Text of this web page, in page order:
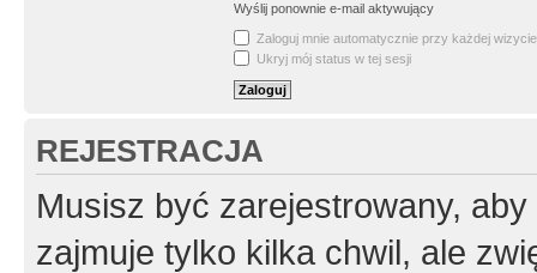
Wyślij ponownie e-mail aktywujący
Zaloguj mnie automatycznie przy każdej wizycie
Ukryj mój status w tej sesji
REJESTRACJA
Musisz być zarejestrowany,
zajmuje tylko kilka chwil, ale